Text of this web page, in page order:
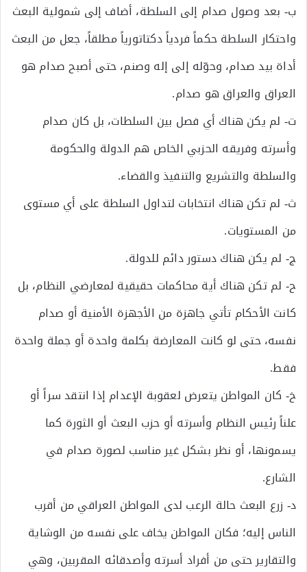
ب‌- بعد وصول صدام إلى السلطة، أضاف إلى شمولية البعث
واحتكار السلطة حكماً فردياً دكتاتورياً مطلقاً، جعل من البعث
أداة بيد صدام، وحوّله إلى إله وصنم، حتى أصبح صدام هو
العراق والعراق هو صدام.
ت‌- لم يكن هناك أي فصل بين السلطات، بل كان صدام
وأسرته وفريقه الحزبي الخاص هم الدولة والحكومة
والسلطة والتشريع والتنفيذ والقضاء.
ث‌- لم تكن هناك انتخابات لتداول السلطة على أي مستوى
من المستويات.
ج‌- لم يكن هناك دستور دائم للدولة.
ح‌- لم تكن هناك أية محاكمات حقيقية لمعارضي النظام، بل
كانت الأحكام تأتي جاهزة من الأجهزة الأمنية أو صدام
نفسه، حتى لو كانت المعارضة بكلمة واحدة أو جملة واحدة
فقط.
خ‌- كان المواطن يتعرض لعقوبة الإعدام إذا انتقد سراً أو
علناً رئيس النظام وأسرته أو حزب البعث أو الثورة كما
يسمونها، أو نظر بشكل غير مناسب لصورة صدام في
الشارع.
د‌- زرع البعث حالة الرعب لدى المواطن العراقي من أقرب
الناس إليه؛ فكان المواطن يخاف على نفسه من الوشاية
والتقارير حتى من أفراد أسرته وأصدقائه المقربين، وهي